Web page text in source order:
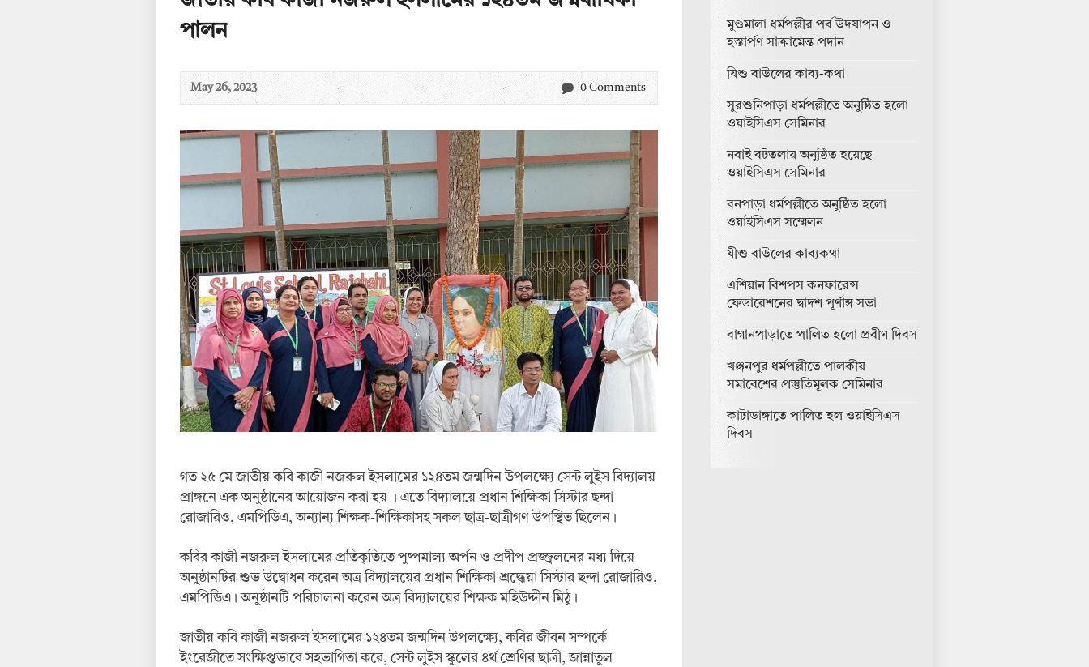
পালন
May 26, 2023 0 Comments
গত ২৫ মে জাতীয় কবি কাজী নজরুল ইসলামের ১২৪তম জন্মদিন উপলক্ষ্যে সেন্ট লুইস বিদ্যালয়
প্রাঙ্গনে এক অনুষ্ঠানের আয়োজন করা হয় । এতে বিদ্যালয়ে প্রধান শিক্ষিকা সিস্টার ছন্দা
রোজারিও, এমপিডিএ, অন্যান্য শিক্ষক-শিক্ষিকাসহ সকল ছাত্র-ছাত্রীগণ উপস্থিত ছিলেন।
কবির কাজী নজরুল ইসলামের প্রতিকৃতিতে পুষ্পমাল্য অর্পন ও প্রদীপ প্রজ্জ্বলনের মধ্য দিয়ে
অনুষ্ঠানটির শুভ উদ্বোধন করেন অত্র বিদ্যালয়ের প্রধান শিক্ষিকা শ্রদ্ধেয়া সিস্টার ছন্দা রোজারিও,
এমপিডিএ। অনুষ্ঠানটি পরিচালনা করেন অত্র বিদ্যালয়ের শিক্ষক মহিউদ্দীন মিঠু।
জাতীয় কবি কাজী নজরুল ইসলামের ১২৪তম জন্মদিন উপলক্ষ্যে, কবির জীবন সম্পর্কে
ইংরেজীতে সংক্ষিপ্তভাবে সহভাগিতা করে, সেন্ট লুইস স্কুলের ৪র্থ শ্রেণির ছাত্রী, জান্নাতুল
মুণ্ডমালা ধর্মপল্লীর পর্ব উদযাপন ও
হস্তার্পণ সাক্রামেন্ত প্রদান
যিশু বাউলের কাব্য-কথা
সুরশুনিপাড়া ধর্মপল্লীতে অনুষ্ঠিত হলো
ওয়াইসিএস সেমিনার
নবাই বটতলায় অনুষ্ঠিত হয়েছে
ওয়াইসিএস সেমিনার
বনপাড়া ধর্মপল্লীতে অনুষ্ঠিত হলো
ওয়াইসিএস সম্মেলন
যীশু বাউলের কাব্যকথা
এশিয়ান বিশপস কনফারেন্স
ফেডারেশনের দ্বাদশ পূর্ণাঙ্গ সভা
বাগানপাড়াতে পালিত হলো প্রবীণ দিবস
খঞ্জনপুর ধর্মপল্লীতে পালকীয়
সমাবেশের প্রস্তুতিমূলক সেমিনার
কাটাডাঙ্গাতে পালিত হল ওয়াইসিএস
দিবস